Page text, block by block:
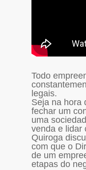
Todo
legais.
Seja na hora
fechar um
uma
venda e lidar
Quiroga
com que o
de um
etapas do